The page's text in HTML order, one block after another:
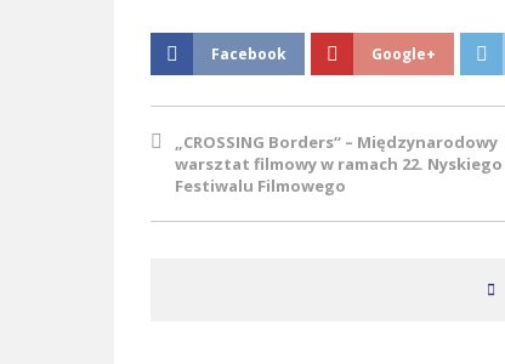
Facebook Google+
„CROSSING Borders“ – Międzynarodowy
warsztat filmowy w ramach 22. Nyskiego
Festiwalu Filmowego